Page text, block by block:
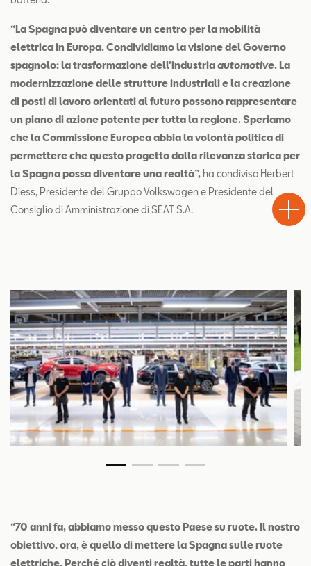
“La Spagna può diventare un centro per la mobilità
elettrica in Europa. Condividiamo la visione del Governo
spagnolo: la trasformazione dell’industriaautomotive. La
modernizzazione delle strutture industriali e la creazione
di posti di lavoro orientati al futuro possono rappresentare
un piano di azione potente per tutta la regione. Speriamo
che la Commissione Europea abbia la volontà politica di
permettere che questo progetto dalla rilevanza storica per
la Spagna possa diventare una realtà”, ha condiviso Herbert
Diess, Presidente del Gruppo Volkswagen e Presidente del
Consiglio di Amministrazione di SEAT S.A.
“70 anni fa, abbiamo messo questo Paese su ruote. Il nostro
obiettivo, ora, è quello di mettere la Spagna sulle ruote
elettriche. Perché ciò diventi realtà, tutte le parti hanno
Drive
Chiama